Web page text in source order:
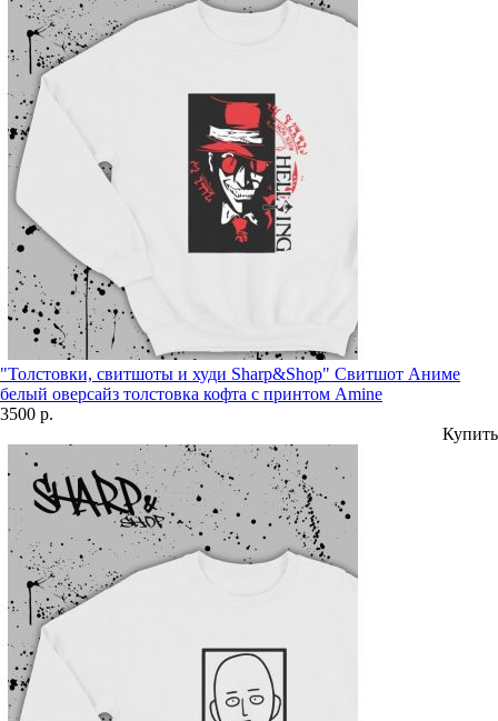
"Толстовки, свитшоты и худи Sharp&Shop" Свитшот Аниме
белый оверсайз толстовка кофта с принтом Amine
3500 р.
Купить